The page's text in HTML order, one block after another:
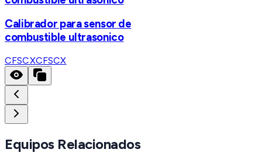
Calibrador para sensor de
combustible ultrasonico
CFSCXCFSCX
Equipos Relacionados